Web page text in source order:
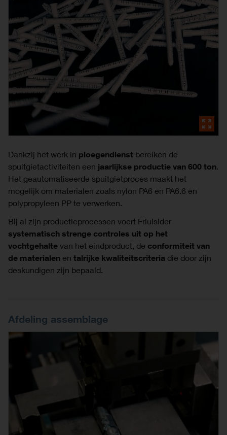
Dankzij het werk in ploegendienst bereiken de
spuitgietactiviteiten een jaarlijkse productie van 600 ton.
Het geautomatiseerde spuitgietproces maakt het
mogelijk om materialen zoals nylon PA6 en PA6.6 en
polypropyleen PP te verwerken.
Bij al zijn productieprocessen voert Friulsider
systematisch strenge controles uit op het
vochtgehalte van het eindproduct, de conformiteit van
de materialen en talrijke kwaliteitscriteria die door zijn
deskundigen zijn bepaald.
Afdeling assemblage